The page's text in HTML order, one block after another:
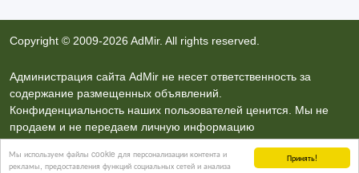
Принять!
Мы используем файлы cookie для персонализации контента и
рекламы, предоставления функций социальных сетей и анализа
Copyright © 2009-2026 AdMir. All rights reserved.
Администрация сайта AdMir не несет ответственность за
содержание размещенных объявлений.
Конфиденциальность наших пользователей ценится. Мы не
продаем и не передаем личную информацию
зарегистрированных пользователей сайта AdMir третьим
лицам. Мы не несем ответственность за правила